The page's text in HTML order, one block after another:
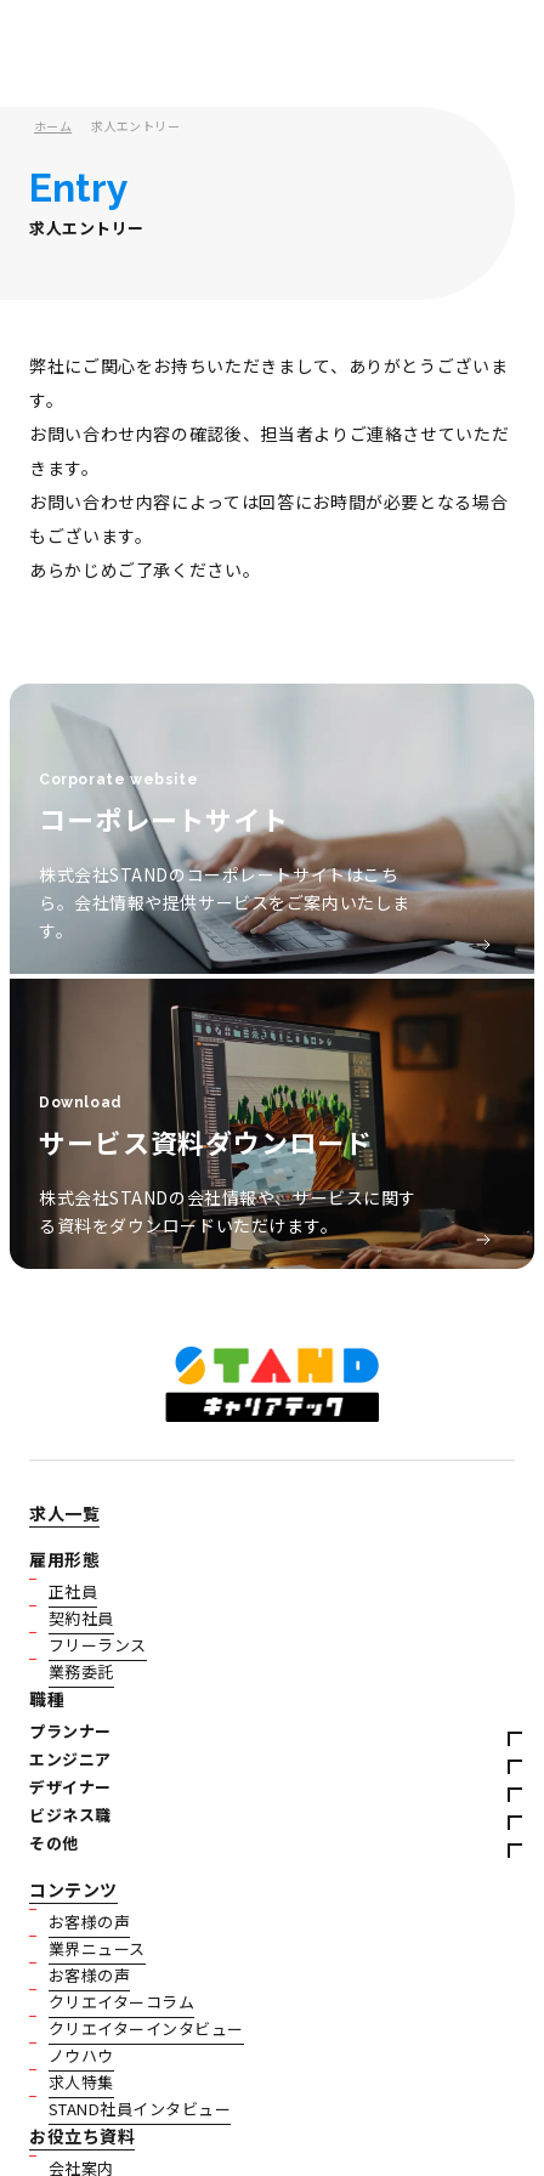
ホーム 求人エントリー
Entry
求人エントリー
弊社にご関心をお持ちいただきまして、ありがとうございま
す。
お問い合わせ内容の確認後、担当者よりご連絡させていただ
きます。
お問い合わせ内容によっては回答にお時間が必要となる場合
もございます。
あらかじめご了承ください。
Corporate website
コーポレートサイト
株式会社STANDのコーポレートサイトはこち
ら。会社情報や提供サービスをご案内いたしま
す。
Download
サービス資料ダウンロード
株式会社STANDの会社情報や、サービスに関す
る資料をダウンロードいただけます。
求人一覧
雇用形態
正社員
契約社員
フリーランス
業務委託
職種
プランナー
エンジニア
デザイナー
ビジネス職
その他
コンテンツ
お客様の声
業界ニュース
お客様の声
クリエイターコラム
クリエイターインタビュー
ノウハウ
求人特集
STAND社員インタビュー
お役立ち資料
会社案内